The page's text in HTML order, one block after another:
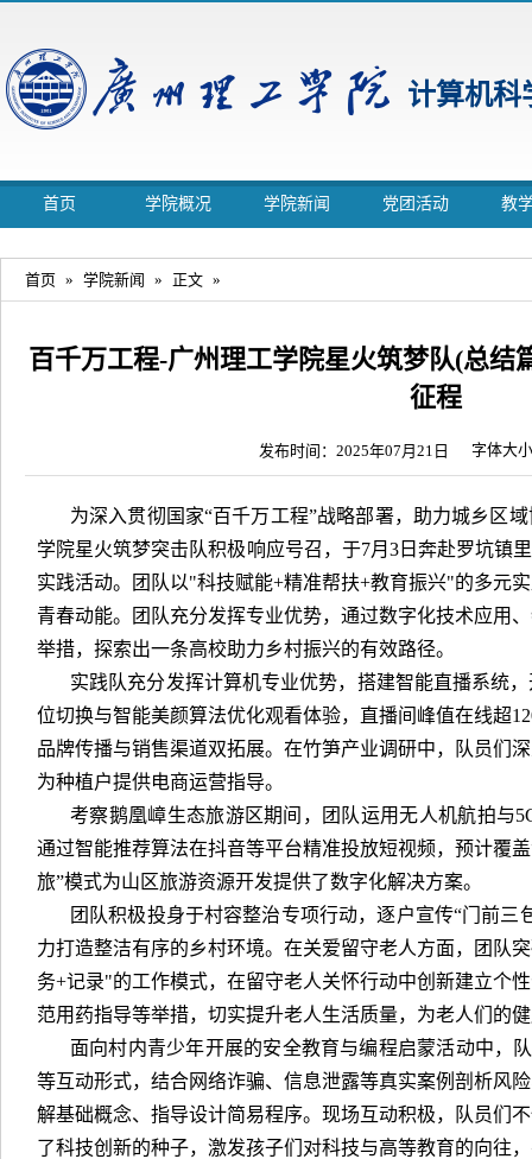
计算机科
首页 学院概况 学院新闻 党团活动 教
首页 » 学院新闻 » 正文 »
百千万工程-广州理工学院星火筑梦队(总结
征程
发布时间：2025年07月21日 字体大
为深入贯彻国家“百千万工程”战略部署，助力城乡区
学院星火筑梦突击队积极响应号召，于7月3日奔赴罗坑镇
实践活动。团队以"科技赋能+精准帮扶+教育振兴"的多元
青春动能。团队充分发挥专业优势，通过数字化技术应用
举措，探索出一条高校助力乡村振兴的有效路径。
实践队充分发挥计算机专业优势，搭建智能直播系统
位切换与智能美颜算法优化观看体验，直播间峰值在线超
品牌传播与销售渠道双拓展。在竹笋产业调研中，队员们
为种植户提供电商运营指导。
考察鹅凰嶂生态旅游区期间，团队运用无人机航拍与
通过智能推荐算法在抖音等平台精准投放短视频，预计覆
旅”模式为山区旅游资源开发提供了数字化解决方案。
团队积极投身于村容整治专项行动，逐户宣传“门前三
力打造整洁有序的乡村环境。在关爱留守老人方面，团队
务+记录"的工作模式，在留守老人关怀行动中创新建立个
范用药指导等举措，切实提升老人生活质量，为老人们的
面向村内青少年开展的安全教育与编程启蒙活动中，
等互动形式，结合网络诈骗、信息泄露等真实案例剖析风
解基础概念、指导设计简易程序。现场互动积极，队员们
了科技创新的种子，激发孩子们对科技与高等教育的向往